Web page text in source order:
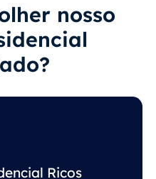
nosso
Ricos